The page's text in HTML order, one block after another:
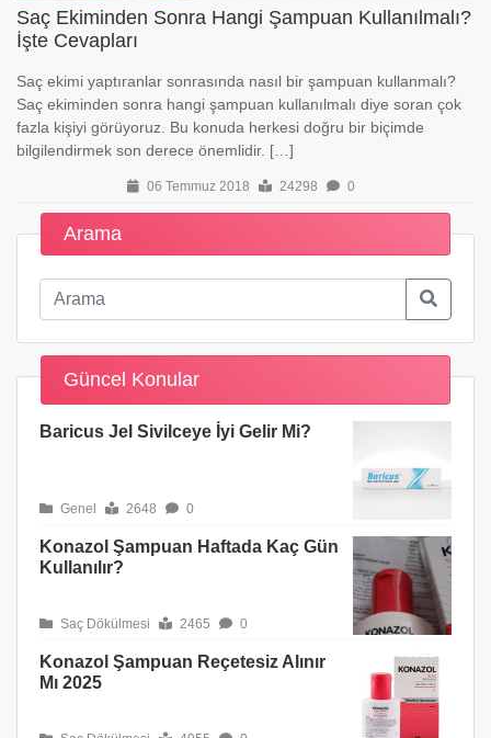
Saç Ekiminden Sonra Hangi Şampuan Kullanılmalı?
İşte Cevapları
Saç ekimi yaptıranlar sonrasında nasıl bir şampuan kullanmalı?
Saç ekiminden sonra hangi şampuan kullanılmalı diye soran çok
fazla kişiyi görüyoruz. Bu konuda herkesi doğru bir biçimde
bilgilendirmek son derece önemlidir. […]
06 Temmuz 2018 24298 0
Arama
Güncel Konular
Baricus Jel Sivilceye İyi Gelir Mi?
Genel 2648 0
Konazol Şampuan Haftada Kaç Gün
Kullanılır?
Saç Dökülmesi 2465 0
Konazol Şampuan Reçetesiz Alınır
Mı 2025